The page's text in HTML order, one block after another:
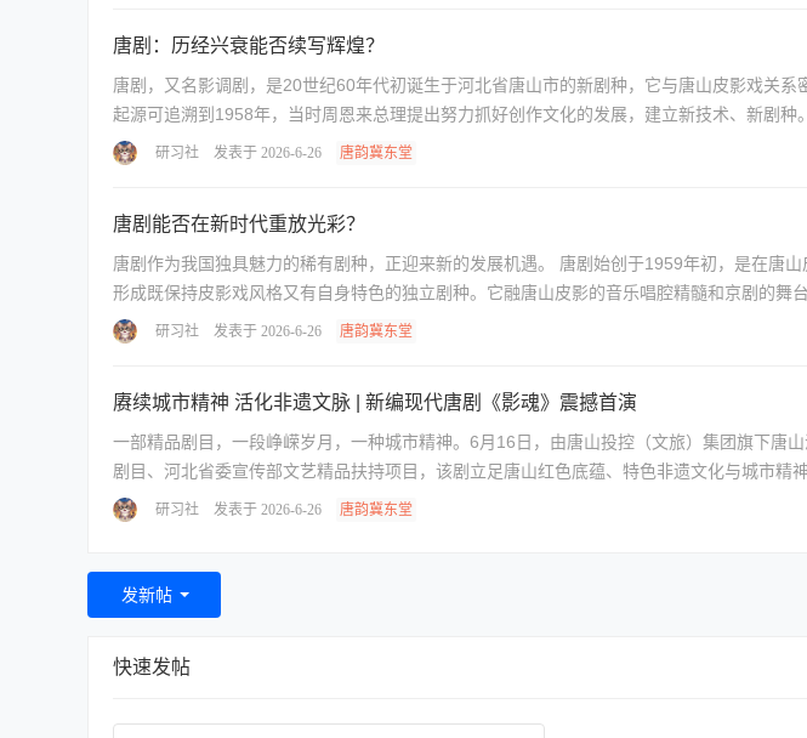
唐剧：历经兴衰能否续写辉煌？
唐剧，又名影调剧，是20世纪60年代初诞生于河北省唐山市的新剧种，它与唐山皮影戏关
起源可追溯到1958年，当时周恩来总理提出努力抓好创作文化的发展，建立新技术、新剧种
研习社 发表于 2026-6-26 唐韵冀东堂
唐剧能否在新时代重放光彩？
唐剧作为我国独具魅力的稀有剧种，正迎来新的发展机遇。 唐剧始创于1959年初，是在唐
形成既保持皮影戏风格又有自身特色的独立剧种。它融唐山皮影的音乐唱腔精髓和京剧的舞
研习社 发表于 2026-6-26 唐韵冀东堂
赓续城市精神 活化非遗文脉 | 新编现代唐剧《影魂》震撼首演
一部精品剧目，一段峥嵘岁月，一种城市精神。6月16日，由唐山投控（文旅）集团旗下唐
剧目、河北省委宣传部文艺精品扶持项目，该剧立足唐山红色底蕴、特色非遗文化与城市精
研习社 发表于 2026-6-26 唐韵冀东堂
发新帖
快速发帖